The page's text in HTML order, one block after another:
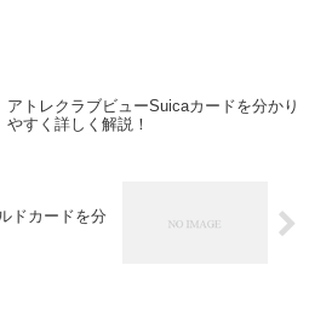
アトレクラブビューSuicaカードを分かり
やすく詳しく解説！
ドカードを分